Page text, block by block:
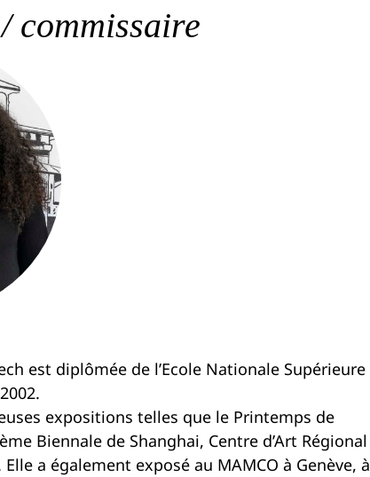
commissaire
est diplômée de l’Ecole Nationale Supérieure
expositions telles que le Printemps de
Biennale de Shanghai, Centre d’Art Régional
a également exposé au MAMCO à Genève, à